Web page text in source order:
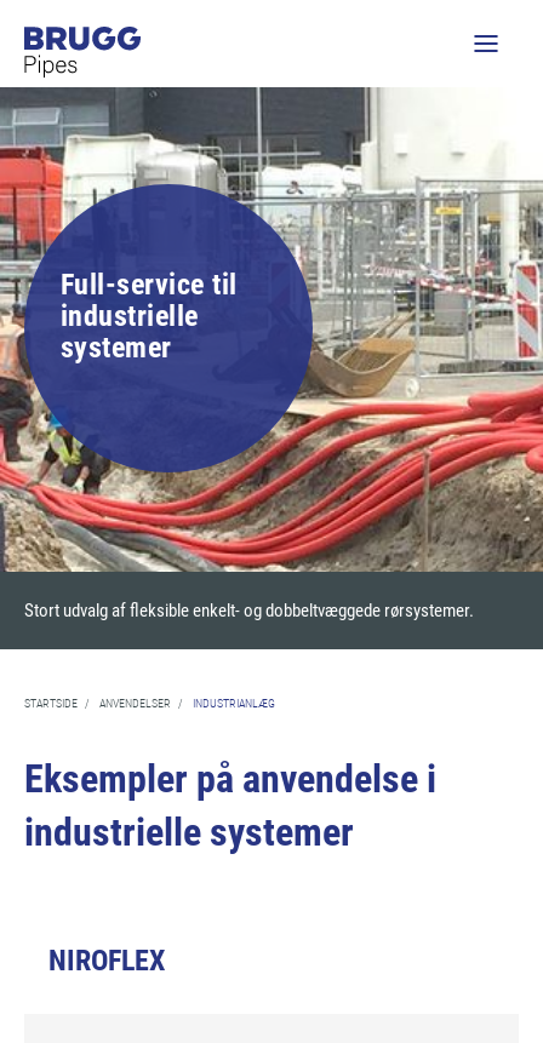
Full-service til
industrielle
systemer
Stort udvalg af fleksible enkelt- og dobbeltvæggede rørsystemer.
STARTSIDE / ANVENDELSER / INDUSTRIANLÆG
Eksempler på anvendelse i
industrielle systemer
NIROFLEX